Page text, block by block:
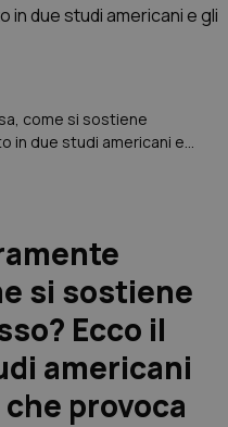
come si sostiene
in due studi americani e
si sostiene
Ecco il
americani
provoca